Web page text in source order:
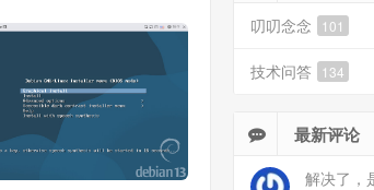
叨叨念念 101
技术问答 134
最新评论
解决了，